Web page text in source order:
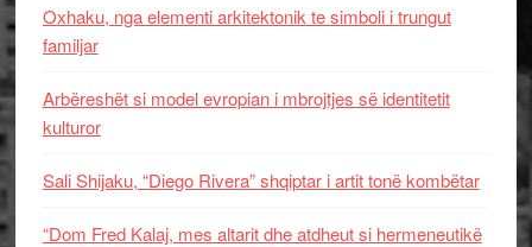
Oxhaku, nga elementi arkitektonik te simboli i trungut
familjar
Arbëreshët si model evropian i mbrojtjes së identitetit
kulturor
Sali Shijaku, “Diego Rivera” shqiptar i artit tonë kombëtar
“Dom Fred Kalaj, mes altarit dhe atdheut si hermeneutikë